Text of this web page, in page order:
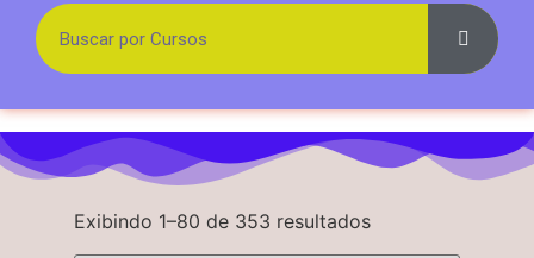
Exibindo 1–80 de 353 resultados